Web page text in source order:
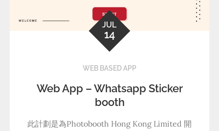
JUL
14
WEB BASED APP
Web App – Whatsapp Sticker
booth
此計劃是為Photobooth Hong Kong Limited 開